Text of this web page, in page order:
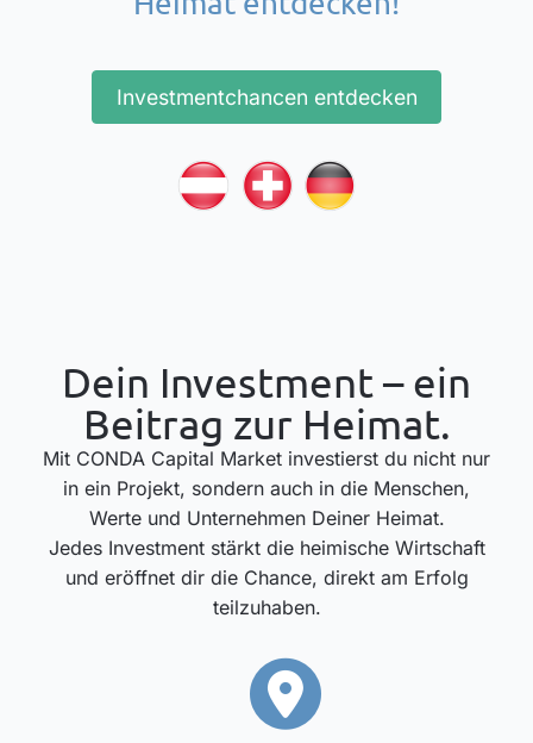
Investmentchancen entdecken
Dein Investment – ein
Beitrag zur Heimat.
Mit CONDA Capital Market investierst du nicht nur
in ein Projekt, sondern auch in die Menschen,
Werte und Unternehmen Deiner Heimat.
Jedes Investment stärkt die heimische Wirtschaft
und eröffnet dir die Chance, direkt am Erfolg
teilzuhaben.